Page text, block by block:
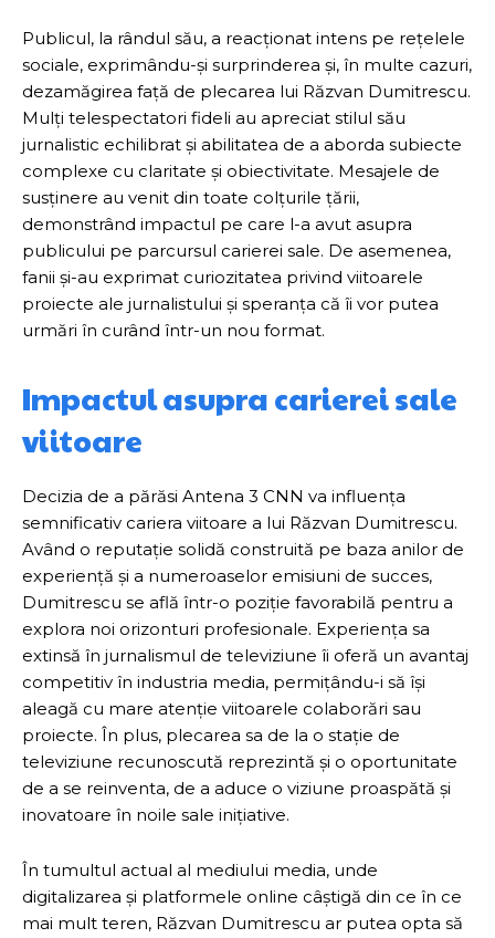
Publicul, la rândul său, a reacționat intens pe rețelele
sociale, exprimându-și surprinderea și, în multe cazuri,
dezamăgirea față de plecarea lui Răzvan Dumitrescu.
Mulți telespectatori fideli au apreciat stilul său
jurnalistic echilibrat și abilitatea de a aborda subiecte
complexe cu claritate și obiectivitate. Mesajele de
susținere au venit din toate colțurile țării,
demonstrând impactul pe care l-a avut asupra
publicului pe parcursul carierei sale. De asemenea,
fanii și-au exprimat curiozitatea privind viitoarele
proiecte ale jurnalistului și speranța că îi vor putea
urmări în curând într-un nou format.
Impactul asupra carierei sale
viitoare
Decizia de a părăsi Antena 3 CNN va influența
semnificativ cariera viitoare a lui Răzvan Dumitrescu.
Având o reputație solidă construită pe baza anilor de
experiență și a numeroaselor emisiuni de succes,
Dumitrescu se află într-o poziție favorabilă pentru a
explora noi orizonturi profesionale. Experiența sa
extinsă în jurnalismul de televiziune îi oferă un avantaj
competitiv în industria media, permițându-i să își
aleagă cu mare atenție viitoarele colaborări sau
proiecte. În plus, plecarea sa de la o stație de
televiziune recunoscută reprezintă și o oportunitate
de a se reinventa, de a aduce o viziune proaspătă și
inovatoare în noile sale inițiative.
În tumultul actual al mediului media, unde
digitalizarea și platformele online câștigă din ce în ce
mai mult teren, Răzvan Dumitrescu ar putea opta să